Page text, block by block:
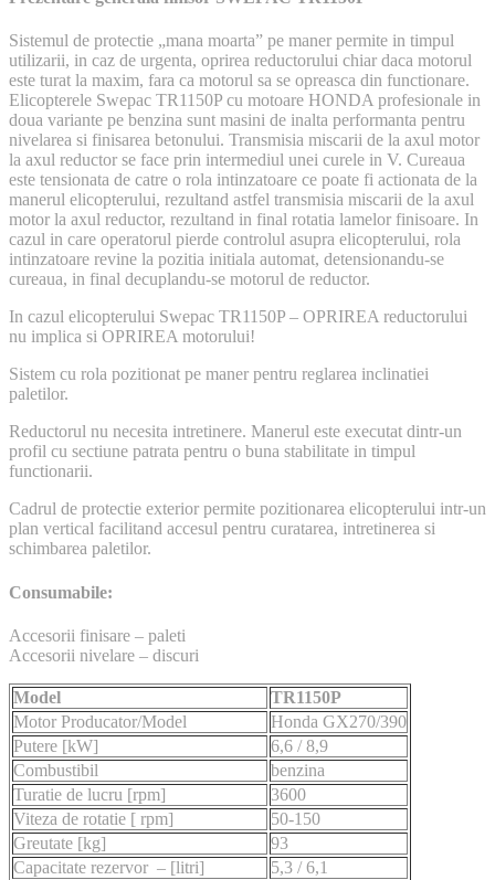
Sistemul de protectie „mana moarta” pe maner permite in timpul
utilizarii, in caz de urgenta, oprirea reductorului chiar daca motorul
este turat la maxim, fara ca motorul sa se opreasca din functionare.
Elicopterele Swepac TR1150P cu motoare HONDA profesionale in
doua variante pe benzina sunt masini de inalta performanta pentru
nivelarea si finisarea betonului. Transmisia miscarii de la axul motor
la axul reductor se face prin intermediul unei curele in V. Cureaua
este tensionata de catre o rola intinzatoare ce poate fi actionata de la
manerul elicopterului, rezultand astfel transmisia miscarii de la axul
motor la axul reductor, rezultand in final rotatia lamelor finisoare. In
cazul in care operatorul pierde controlul asupra elicopterului, rola
intinzatoare revine la pozitia initiala automat, detensionandu-se
cureaua, in final decuplandu-se motorul de reductor.
In cazul elicopterului Swepac TR1150P – OPRIREA reductorului
nu implica si OPRIREA motorului!
Sistem cu rola pozitionat pe maner pentru reglarea inclinatiei
paletilor.
Reductorul nu necesita intretinere. Manerul este executat dintr-un
profil cu sectiune patrata pentru o buna stabilitate in timpul
functionarii.
Cadrul de protectie exterior permite pozitionarea elicopterului intr-un
plan vertical facilitand accesul pentru curatarea, intretinerea si
schimbarea paletilor.
Consumabile:
Accesorii finisare – paleti
Accesorii nivelare – discuri
Model
TR1150P
Motor Producator/Model
Honda GX270/390
Putere [kW]
6,6 / 8,9
Combustibil
benzina
Turatie de lucru [rpm]
3600
Viteza de rotatie [ rpm]
50-150
Greutate [kg]
93
Capacitate rezervor – [litri]
5,3 / 6,1